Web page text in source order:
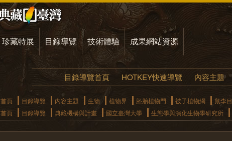
珍藏特展 目錄導覽 技術體驗 成果網站資源
目錄導覽首頁 HOTKEY快速導覽 內容主題
首頁 目錄導覽 內容主題 生物 植物界 胚胎植物門 被子植物綱 鼠李目
首頁
目錄導覽 典藏機構與計畫 國立臺灣大學 生態學與演化生物學研究所